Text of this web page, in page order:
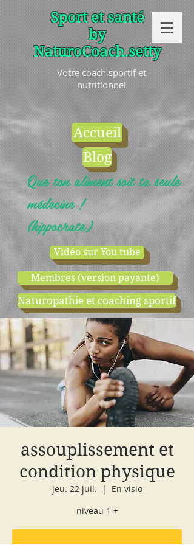
Sport et santé
by
NaturoCoach.setty
Votre coach sportif et
nutritionnel
Accueil
Blog
Que ton aliment soit ta seule
médecine !
(hippocrate)
Vidéo sur You tube
Membres (version payante)
Naturopathie et coaching sportif
cours d'essai boutique
assouplissement et
condition physique
jeu. 22 juil.
  |
En visio
niveau 1 +